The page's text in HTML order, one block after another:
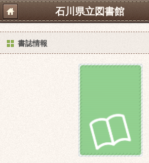
石川県立図書館
書誌情報